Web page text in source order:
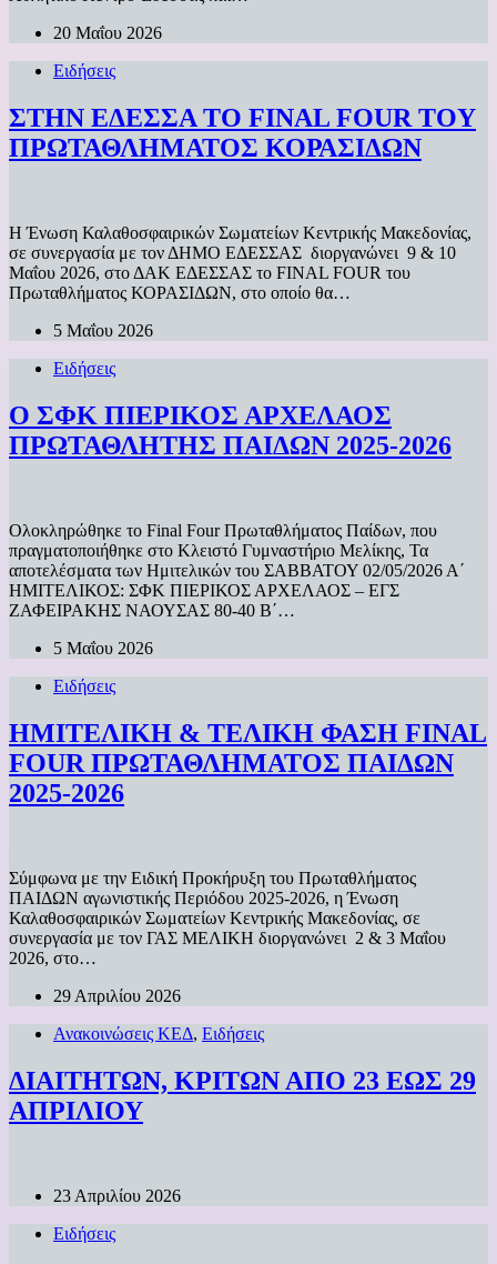
20 Μαΐου 2026
Ειδήσεις
ΣΤΗΝ ΕΔΕΣΣΑ ΤΟ FINAL FOUR TOY
ΠΡΩΤΑΘΛΗΜΑΤΟΣ ΚΟΡΑΣΙΔΩΝ
Η Ένωση Καλαθοσφαιρικών Σωματείων Κεντρικής Μακεδονίας,
σε συνεργασία με τον ΔΗΜΟ ΕΔΕΣΣΑΣ διοργανώνει 9 & 10
Μαΐου 2026, στο ΔΑΚ ΕΔΕΣΣΑΣ το FINAL FOUR του
Πρωταθλήματος ΚΟΡΑΣΙΔΩΝ, στο οποίο θα…
5 Μαΐου 2026
Ειδήσεις
Ο ΣΦΚ ΠΙΕΡΙΚΟΣ ΑΡΧΕΛΑΟΣ
ΠΡΩΤΑΘΛΗΤΗΣ ΠΑΙΔΩΝ 2025-2026
Ολοκληρώθηκε το Final Four Πρωταθλήματος Παίδων, που
πραγματοποιήθηκε στο Κλειστό Γυμναστήριο Μελίκης, Τα
αποτελέσματα των Ημιτελικών του ΣΑΒΒΑΤΟΥ 02/05/2026 Α΄
ΗΜΙΤΕΛΙΚΟΣ: ΣΦΚ ΠΙΕΡΙΚΟΣ ΑΡΧΕΛΑΟΣ – ΕΓΣ
ΖΑΦΕΙΡΑΚΗΣ ΝΑΟΥΣΑΣ 80-40 Β΄…
5 Μαΐου 2026
Ειδήσεις
ΗΜΙΤΕΛΙΚΗ & ΤΕΛΙΚΗ ΦΑΣΗ FINAL
FOUR ΠΡΩΤΑΘΛΗΜΑΤΟΣ ΠΑΙΔΩΝ
2025-2026
Σύμφωνα με την Ειδική Προκήρυξη του Πρωταθλήματος
ΠΑΙΔΩΝ αγωνιστικής Περιόδου 2025-2026, η Ένωση
Καλαθοσφαιρικών Σωματείων Κεντρικής Μακεδονίας, σε
συνεργασία με τον ΓΑΣ ΜΕΛΙΚΗ διοργανώνει 2 & 3 Μαΐου
2026, στο…
29 Απριλίου 2026
Ανακοινώσεις ΚΕΔ, Ειδήσεις
ΔΙΑΙΤΗΤΩΝ, ΚΡΙΤΩΝ ΑΠΟ 23 ΕΩΣ 29
ΑΠΡΙΛΙΟΥ
23 Απριλίου 2026
Ειδήσεις